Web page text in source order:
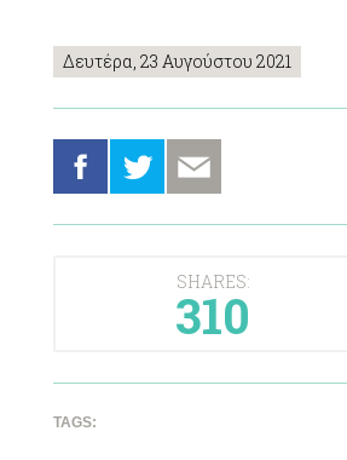
Δευτέρα, 23 Αυγούστου 2021
SHARES:
310
TAGS: